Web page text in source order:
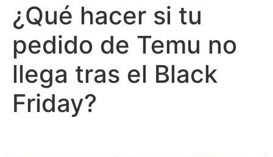
¿Qué hacer si tu
pedido de Temu no
llega tras el Black
Friday?